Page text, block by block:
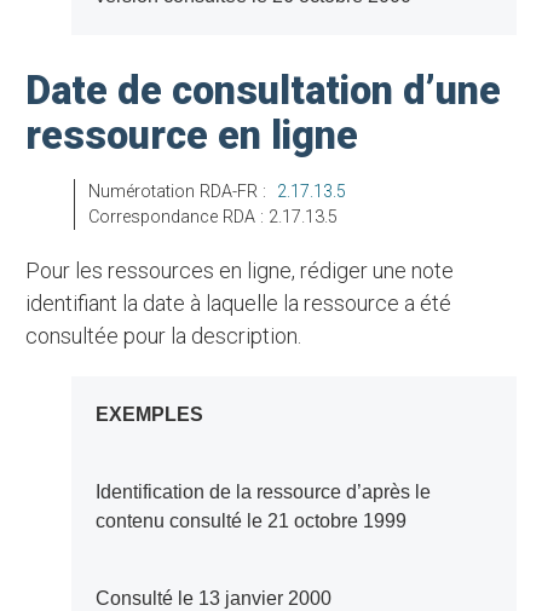
Date de consultation d’une
ressource en ligne
Numérotation RDA-FR : 2.17.13.5
Correspondance RDA : 2.17.13.5
Pour les ressources en ligne, rédiger une note
identifiant la date à laquelle la ressource a été
consultée pour la description.
EXEMPLES
contenu consulté le 21 octobre 1999
Consulté le 13 janvier 2000